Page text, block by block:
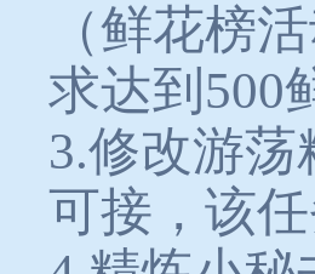
（鲜花榜
求达到500
3.修改游
可接，该